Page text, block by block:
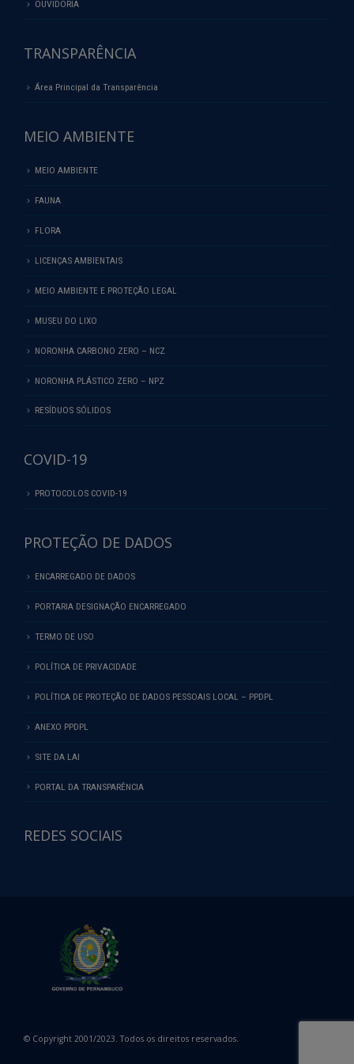
OUVIDORIA
TRANSPARÊNCIA
Área Principal da Transparência
MEIO AMBIENTE
MEIO AMBIENTE
FAUNA
FLORA
LICENÇAS AMBIENTAIS
MEIO AMBIENTE E PROTEÇÃO LEGAL
MUSEU DO LIXO
NORONHA CARBONO ZERO – NCZ
NORONHA PLÁSTICO ZERO – NPZ
RESÍDUOS SÓLIDOS
COVID-19
PROTOCOLOS COVID-19
PROTEÇÃO DE DADOS
ENCARREGADO DE DADOS
PORTARIA DESIGNAÇÃO ENCARREGADO
TERMO DE USO
POLÍTICA DE PRIVACIDADE
POLÍTICA DE PROTEÇÃO DE DADOS PESSOAIS LOCAL – PPDPL
ANEXO PPDPL
SITE DA LAI
PORTAL DA TRANSPARÊNCIA
REDES SOCIAIS
© Copyright 2001/2023. Todos os direitos reservados.